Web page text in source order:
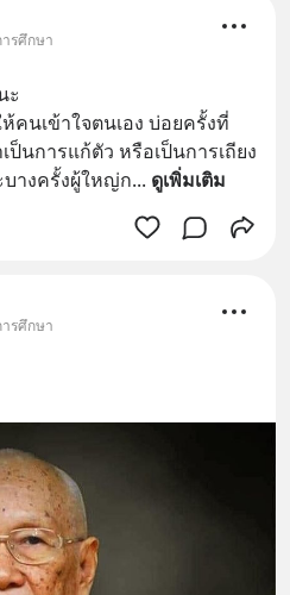
ารศึกษา
ะ
คนเข้าใจตนเอง บ่อยครั้งที่
นการแก้ตัว หรือเป็นการเถียง
บางครั้งผู้ใหญ่ก... ดูเพิ่มเติม
ารศึกษา